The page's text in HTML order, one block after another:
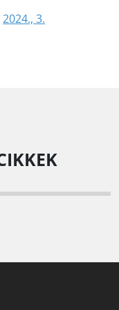
2024., 3.